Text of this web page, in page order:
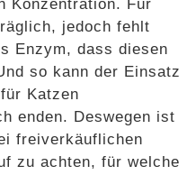
Konzentration. Für
jedoch fehlt
Enzym, dass diesen
so kann der Einsatz
Katzen
enden. Deswegen ist
freiverkäuflichen
zu achten, für welche